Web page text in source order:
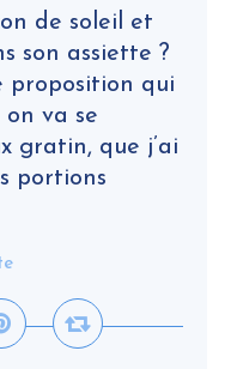
de soleil et
son assiette ?
proposition qui
on va se
gratin, que j’ai
portions